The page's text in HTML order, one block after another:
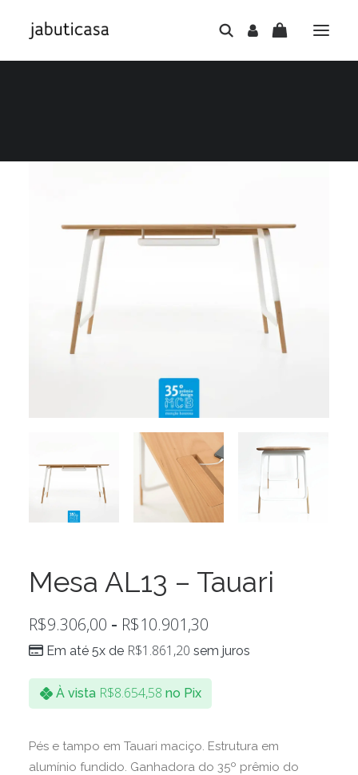
Mesa AL13 – Tauari
R$9.306,00 - R$10.901,30
Em até 5x de R$1.861,20 sem juros
À vista R$8.654,58 no Pix
Pés e tampo em Tauari maciço. Estrutura em
alumínio fundido. Ganhadora do 35º prêmio do